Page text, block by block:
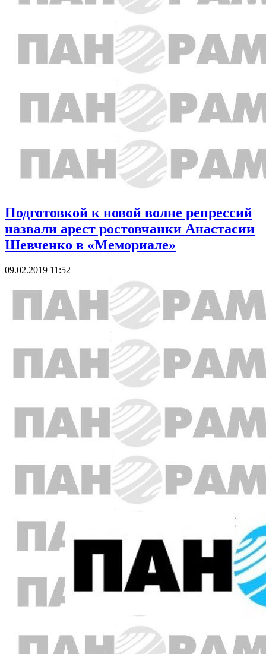
Подготовкой к новой волне репрессий
назвали арест ростовчанки Анастасии
Шевченко в «Мемориале»
09.02.2019 11:52